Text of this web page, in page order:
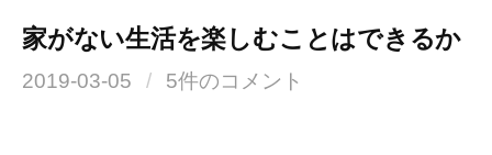
家がない生活を楽しむことはできるか
2019-03-05 / 5件のコメント